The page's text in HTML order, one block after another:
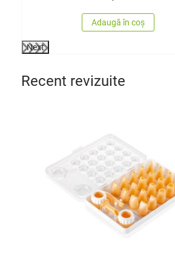
Adaugă în coș
Next
Recent revizuite